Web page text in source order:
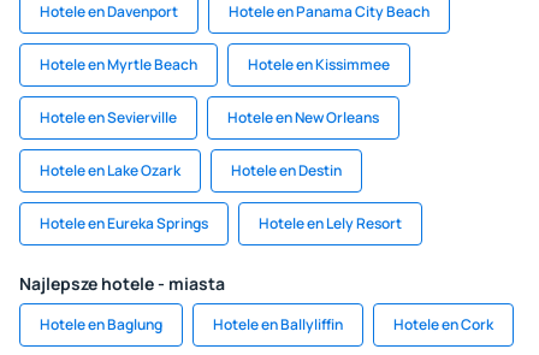
Hotele en Davenport Hotele en Panama City Beach
Hotele en Myrtle Beach Hotele en Kissimmee
Hotele en Sevierville Hotele en New Orleans
Hotele en Lake Ozark Hotele en Destin
Hotele en Eureka Springs Hotele en Lely Resort
Najlepsze hotele - miasta
Hotele en Baglung Hotele en Ballyliffin Hotele en Cork